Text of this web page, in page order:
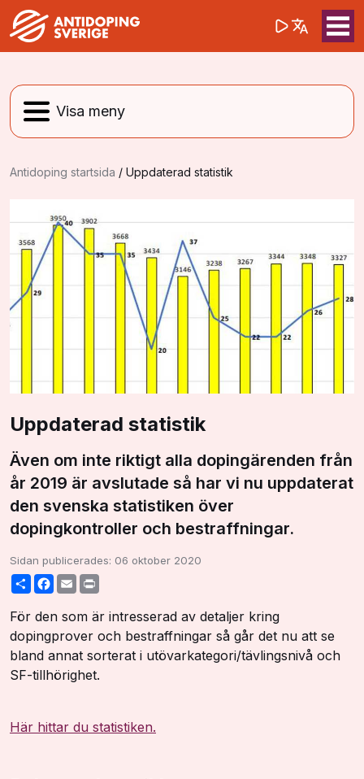
Sök på(opens in a
Antidoping startsida / Uppdaterad statistik
Uppdaterad statistik
Även om inte riktigt alla dopingärenden från
år 2019 är avslutade så har vi nu uppdaterat
den svenska statistiken över
dopingkontroller och bestraffningar.
Sidan publicerades: 06 oktober 2020
ShareFacebook
Email
För den som är intresserad av detaljer kring
dopingprover och bestraffningar så går det nu att se
bland annat sorterat i utövarkategori/tävlingsnivå och
SF-tillhörighet.
Här hittar du statistiken.